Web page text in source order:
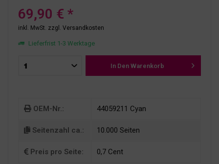
69,90 € *
inkl. MwSt. zzgl. Versandkosten
Lieferfrist 1-3 Werktage
In Den Warenkorb
OEM-Nr.: 44059211 Cyan
Seitenzahl ca.: 10.000 Seiten
Preis pro Seite: 0,7 Cent